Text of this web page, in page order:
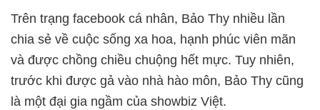
Trên trạng facebook cá nhân, Bảo Thy nhiều lần
chia sẻ về cuộc sống xa hoa, hạnh phúc viên mãn
và được chồng chiều chuộng hết mực. Tuy nhiên,
trước khi được gả vào nhà hào môn, Bảo Thy cũng
là một đại gia ngầm của showbiz Việt.